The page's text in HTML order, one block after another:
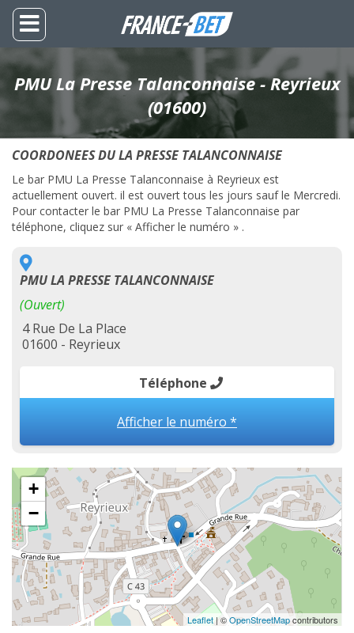
PMU La Presse Talanconnaise - Reyrieux
(01600)
COORDONEES DU LA PRESSE TALANCONNAISE
Le bar PMU La Presse Talanconnaise à Reyrieux est
actuellement ouvert. il est ouvert tous les jours sauf le Mercredi.
Pour contacter le bar PMU La Presse Talanconnaise par
téléphone, cliquez sur « Afficher le numéro » .
PMU LA PRESSE TALANCONNAISE
(Ouvert)
4 Rue De La Place
01600 - Reyrieux
Téléphone
Afficher le numéro *
+
−
Leaflet | ©OpenStreetMapcontributors